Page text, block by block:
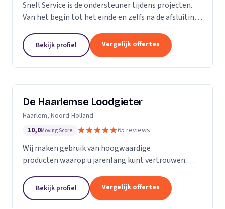
Snell Service is de ondersteuner tijdens projecten.
Van het begin tot het einde en zelfs na de afsluiting
Bekijk profiel Vergelijk offertes
De Haarlemse Loodgieter
Haarlem, Noord-Holland
10,0Moving Score 65 reviews
Wij maken gebruik van hoogwaardige
producten waarop u jarenlang kunt vertrouwen.
uur per dag in om u van dienst te zijn. Want uw
wooncomfort verdient...
Bekijk profiel Vergelijk offertes